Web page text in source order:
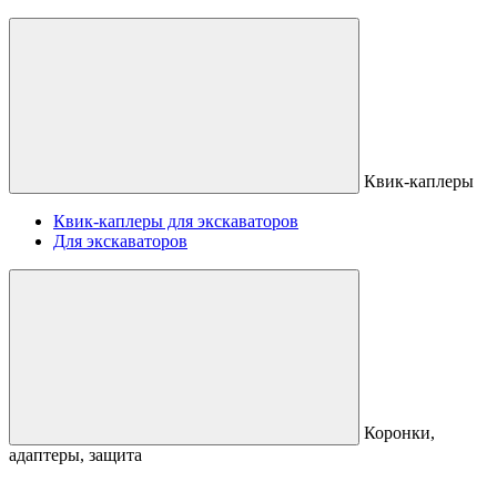
Квик-каплеры
Квик-каплеры для экскаваторов
Для экскаваторов
Коронки,
адаптеры, защита